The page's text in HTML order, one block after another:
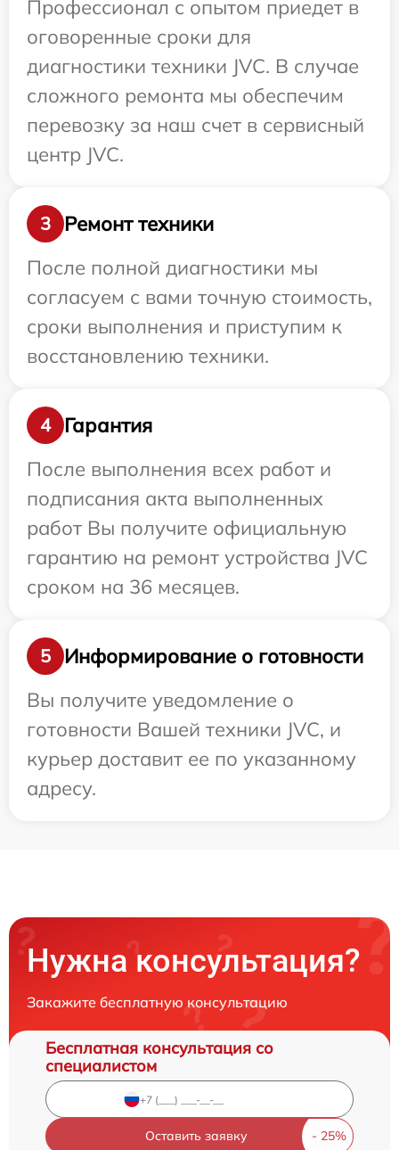
Профессионал с опытом приедет в
оговоренные сроки для
диагностики техники JVC. В случае
сложного ремонта мы обеспечим
перевозку за наш счет в сервисный
центр JVC.
3
Ремонт техники
После полной диагностики мы
согласуем с вами точную стоимость,
сроки выполнения и приступим к
восстановлению техники.
4
Гарантия
После выполнения всех работ и
подписания акта выполненных
работ Вы получите официальную
гарантию на ремонт устройства JVC
сроком на 36 месяцев.
5
Информирование о готовности
Вы получите уведомление о
готовности Вашей техники JVC, и
курьер доставит ее по указанному
адресу.
Нужна консультация?
Закажите бесплатную консультацию
Бесплатная консультация со
специалистом
Оставить заявку